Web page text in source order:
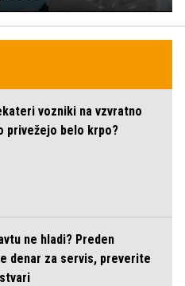
vozniki na vzvratno
privežejo belo krpo?
ne hladi? Preden
denar za servis, preverite